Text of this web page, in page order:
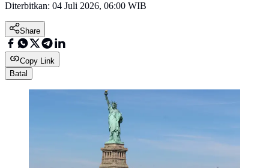
Diterbitkan: 04 Juli 2026, 06:00 WIB
Share
Copy Link
Batal